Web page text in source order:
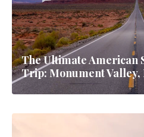
The Ultimate American
Trip: Monument